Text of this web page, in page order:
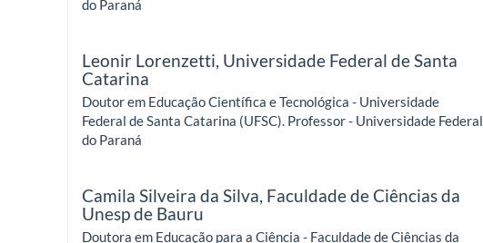
do Paraná
Leonir Lorenzetti, Universidade Federal de Santa
Catarina
Doutor em Educação Científica e Tecnológica - Universidade
Federal de Santa Catarina (UFSC). Professor - Universidade Federal
do Paraná
Camila Silveira da Silva, Faculdade de Ciências da
Unesp de Bauru
Doutora em Educação para a Ciência - Faculdade de Ciências da